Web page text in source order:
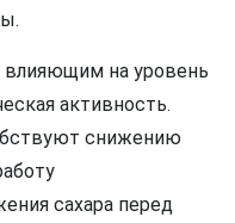
на уровень
активность.
снижению
сахара перед